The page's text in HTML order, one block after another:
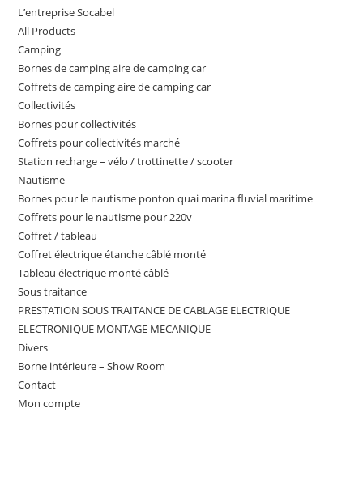
L’entreprise Socabel
All Products
Camping
Bornes de camping aire de camping car
Coffrets de camping aire de camping car
Collectivités
Bornes pour collectivités
Coffrets pour collectivités marché
Station recharge – vélo / trottinette / scooter
Nautisme
Bornes pour le nautisme ponton quai marina fluvial maritime
Coffrets pour le nautisme pour 220v
Coffret / tableau
Coffret électrique étanche câblé monté
Tableau électrique monté câblé
Sous traitance
PRESTATION SOUS TRAITANCE DE CABLAGE ELECTRIQUE
ELECTRONIQUE MONTAGE MECANIQUE
Divers
Borne intérieure – Show Room
Contact
Mon compte